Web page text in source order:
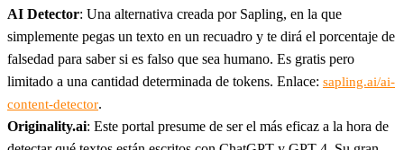
AI Detector: Una alternativa creada por Sapling, en la que
simplemente pegas un texto en un recuadro y te dirá el porcentaje de
falsedad para saber si es falso que sea humano. Es gratis pero
limitado a una cantidad determinada de tokens. Enlace: sapling.ai/ai-
content-detector.
Originality.ai: Este portal presume de ser el más eficaz a la hora de